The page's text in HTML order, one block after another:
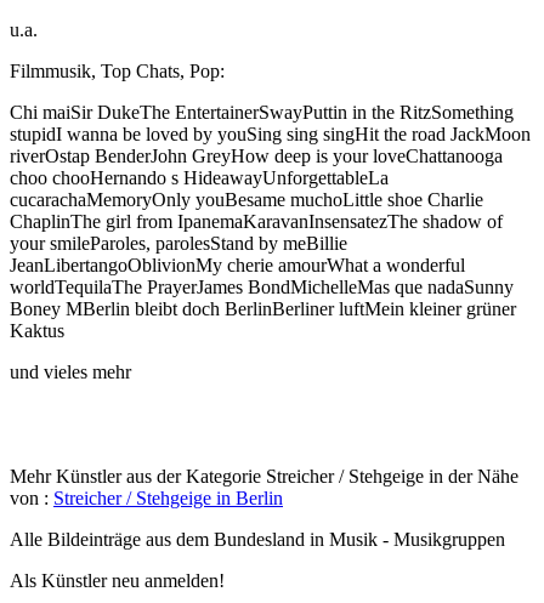
u.a.
Filmmusik, Top Chats, Pop:
Chi maiSir DukeThe EntertainerSwayPuttin in the RitzSomething
stupidI wanna be loved by youSing sing singHit the road JackMoon
riverOstap BenderJohn GreyHow deep is your loveChattanooga
choo chooHernando s HideawayUnforgettableLa
cucarachaMemoryOnly youBesame muchoLittle shoe Charlie
ChaplinThe girl from IpanemaKaravanInsensatezThe shadow of
your smileParoles, parolesStand by meBillie
JeanLibertangoOblivionMy cherie amourWhat a wonderful
worldTequilaThe PrayerJames BondMichelleMas que nadaSunny
Boney MBerlin bleibt doch BerlinBerliner luftMein kleiner grüner
Kaktus
und vieles mehr
Mehr Künstler aus der Kategorie Streicher / Stehgeige in der Nähe
von : Streicher / Stehgeige in Berlin
Alle Bildeinträge aus dem Bundesland in Musik - Musikgruppen
Als Künstler neu anmelden!